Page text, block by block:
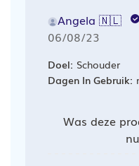
Angela 🇳🇱
06/08/23
Doel: Schouder
Dagen In Gebruik:
Was deze